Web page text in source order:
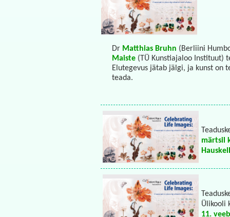
Dr Matthias Bruhn (Berliini
Maiste (TÜ Kunstiajaloo Instituut)
Elutegevus jätab jälgi, ja kunst on
teada.
märtsil
Ülikooli
11.